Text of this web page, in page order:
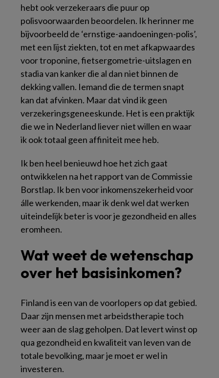
hebt ook verzekeraars die puur op
polisvoorwaarden beoordelen. Ik herinner me
bijvoorbeeld de ‘ernstige-aandoeningen-polis’,
met een lijst ziekten, tot en met afkapwaardes
voor troponine, fietsergometrie-uitslagen en
stadia van kanker die al dan niet binnen de
dekking vallen. Iemand die de termen snapt
kan dat afvinken. Maar dat vind ik geen
verzekeringsgeneeskunde. Het is een praktijk
die we in Nederland liever niet willen en waar
ik ook totaal geen affiniteit mee heb.
Ik ben heel benieuwd hoe het zich gaat
ontwikkelen na het rapport van de Commissie
Borstlap. Ik ben voor inkomenszekerheid voor
álle werkenden, maar ik denk wel dat werken
uiteindelijk beter is voor je gezondheid en alles
eromheen.
Wat weet de wetenschap
over het basisinkomen?
Finland is een van de voorlopers op dat gebied.
Daar zijn mensen met arbeidstherapie toch
weer aan de slag geholpen. Dat levert winst op
qua gezondheid en kwaliteit van leven van de
totale bevolking, maar je moet er wel in
investeren.